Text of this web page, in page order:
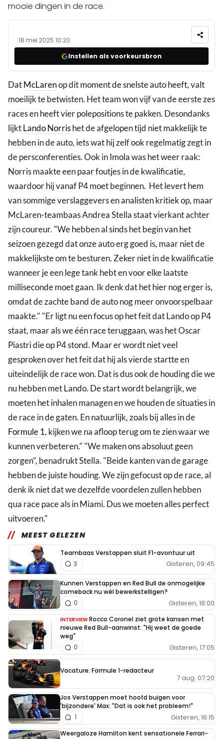
mooie dingen in de race.
18 mei 2025 10:20
Instellen als voorkeursbron
DatMcLarenop dit moment de snelste auto heeft, valt
moeilijk te betwisten. Het team won vijf van de eerste zes
races en heeft vier polepositions te pakken. Desondanks
lijktLando Norrishet de afgelopen tijd niet makkelijk te
hebben in de auto, iets wat hij zelf ook regelmatig zegt in
de persconferenties. Ook in Imola was het weer raak:
Norris maakte een paar foutjes in de kwalificatie,
waardoor hij vanaf P4 moet beginnen. Het levert hem
van sommige verslaggevers en analisten kritiek op, maar
McLaren-teambaas Andrea Stella staat vierkant achter
zijn coureur. "We hebben al sinds het begin van het
seizoen gezegd dat onze auto erg goed is, maar niet de
makkelijkste om te besturen. Zeker niet in de kwalificatie
wanneer je een lege tank hebt en voor elke laatste
milliseconde moet gaan. Ik denk dat het hier nog erger is,
omdat de zachte band de auto nog meer onvoorspelbaar
maakte." "Er ligt nu een focus op het feit dat Lando op P4
staat, maar als we één race teruggaan, was het Oscar
Piastri die op P4 stond. Maar er wordt niet veel
gesproken over het feit dat hij als vierde startte en
uiteindelijk de race won. Dat is dus ook de houding die we
nu hebben met Lando. De start wordt belangrijk, we
moeten het inhalen managen en we houden de situaties in
de race in de gaten. En natuurlijk, zoals bij alles in de
Formule 1, kijken we na afloop terug om te zien waar we
kunnen verbeteren." "We maken ons absoluut geen
zorgen", benadrukt Stella. "Beide kanten van de garage
hebben de juiste houding. We zijn gefocust op de race, al
denk ik niet dat we dezelfde voordelen zullen hebben
qua race pace als in Miami. Dus we moeten alles perfect
uitvoeren."
MEEST GELEZEN
Teambaas Verstappen sluit F1-avontuur uit
Gisteren, 09:45
3
Kunnen Verstappen en Red Bull de onmogelijke
comeback nu wél bewerkstelligen?
Gisteren, 18:00
0
INTERVIEW Rocco Coronel ziet grote kansen met
nieuwe Red Bull-aanwinst: "Hij weet de goede
weg"
Gisteren, 17:05
0
Vacature: Formule 1-redacteur
7 aug. 07:20
Jos Verstappen moet hoofd buigen voor
'bijzondere' Max: "Dat is ook het probleem!"
Gisteren, 16:15
1
Weergaloze Hamilton kent sensationele Ferrari-